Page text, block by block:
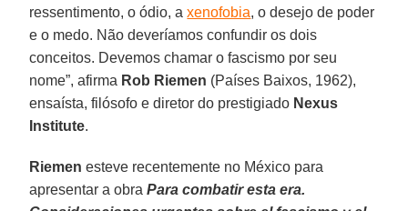
ressentimento, o ódio, axenofobia, o desejo de poder
e o medo. Não deveríamos confundir os dois
conceitos. Devemos chamar o fascismo por seu
nome”, afirma Rob Riemen (Países Baixos, 1962),
ensaísta, filósofo e diretor do prestigiado Nexus
Institute.
Riemen esteve recentemente no México para
apresentar a obraPara combatir esta era.